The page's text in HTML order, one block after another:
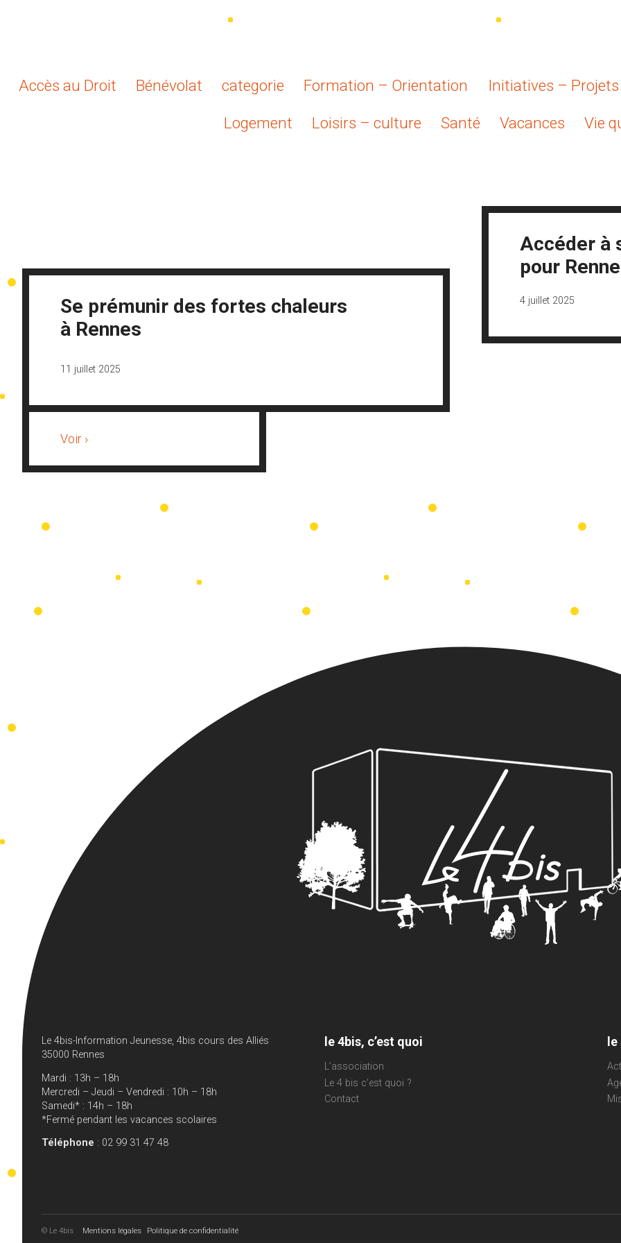
Accès au Droit Bénévolat categorie Formation – Orientation Initiatives –
Logement Loisirs – culture Santé Vacances Vie
Se prémunir des fortes chaleurs
à Rennes
11 juillet 2025
Voir ›
Accéder à
pour
4 juillet 2025
Le 4bis-Information Jeunesse, 4bis cours des Alliés
35000 Rennes
Mardi : 13h – 18h
Mercredi – Jeudi – Vendredi : 10h – 18h
Samedi* : 14h – 18h
*Fermé pendant les vacances scolaires
Téléphone : 02 99 31 47 48
le 4bis, c’est quoi
L’association
Le 4 bis c’est quoi ?
Contact
© Le 4bis Mentions légales Politique de confidentialité